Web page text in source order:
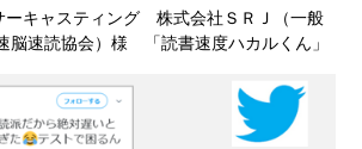
ーキャスティング 株式会社ＳＲＪ（一般
脳速読協会）様 「読書速度ハカルくん」